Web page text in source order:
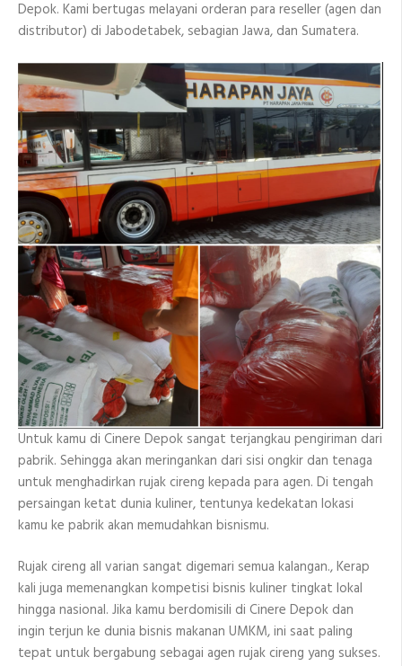
Depok. Kami bertugas melayani orderan para reseller (agen dan
distributor) di Jabodetabek, sebagian Jawa, dan Sumatera.
Untuk kamu di Cinere Depok sangat terjangkau pengiriman dari
pabrik. Sehingga akan meringankan dari sisi ongkir dan tenaga
untuk menghadirkan rujak cireng kepada para agen. Di tengah
persaingan ketat dunia kuliner, tentunya kedekatan lokasi
kamu ke pabrik akan memudahkan bisnismu.
Rujak cireng all varian sangat digemari semua kalangan., Kerap
kali juga memenangkan kompetisi bisnis kuliner tingkat lokal
hingga nasional. Jika kamu berdomisili di Cinere Depok dan
ingin terjun ke dunia bisnis makanan UMKM, ini saat paling
tepat untuk bergabung sebagai agen rujak cireng yang sukses.